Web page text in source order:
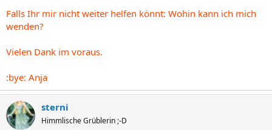
Falls Ihr mir nicht weiter helfen könnt: Wohin kann ich mich
wenden?
Vielen Dank im voraus.
:bye: Anja
sterni
Himmlische Grüblerin ;-D